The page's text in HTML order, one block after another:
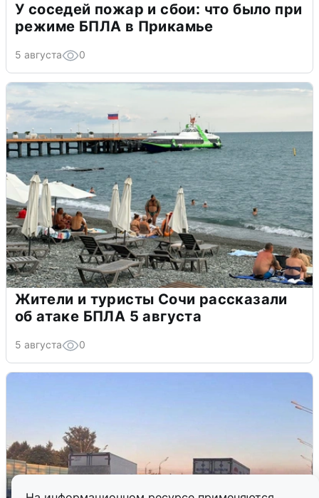
У соседей пожар и сбои: что было при
режиме БПЛА в Прикамье
5 августа 0
Жители и туристы Сочи рассказали
об атаке БПЛА 5 августа
5 августа 0